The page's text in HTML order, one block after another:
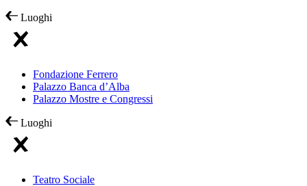
Luoghi
Fondazione Ferrero
Palazzo Banca d’Alba
Palazzo Mostre e Congressi
Luoghi
Teatro Sociale